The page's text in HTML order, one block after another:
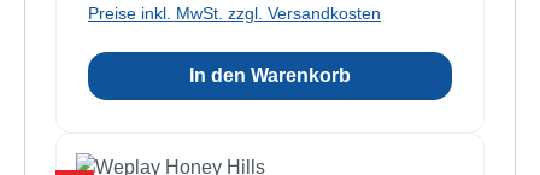
Preise inkl. MwSt. zzgl. Versandkosten
In den Warenkorb